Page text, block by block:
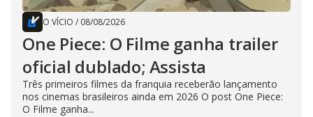
O VÍCIO / 08/08/2026
One Piece: O Filme ganha trailer
oficial dublado; Assista
Três primeiros filmes da franquia receberão lançamento
nos cinemas brasileiros ainda em 2026 O post One Piece:
O Filme ganha...